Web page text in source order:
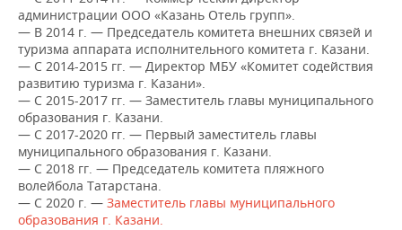
администрации ООО «Казань Отель групп».
— В 2014 г. — Председатель комитета внешних связей и
туризма аппарата исполнительного комитета г. Казани.
— С 2014-2015 гг. — Директор МБУ «Комитет содействия
развитию туризма г. Казани».
— С 2015-2017 гг. — Заместитель главы муниципального
образования г. Казани.
— С 2017-2020 гг. — Первый заместитель главы
муниципального образования г. Казани.
— С 2018 гг. — Председатель комитета пляжного
волейбола Татарстана.
— С 2020 г. — Заместитель главы муниципального
образования г. Казани.